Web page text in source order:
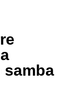
samba